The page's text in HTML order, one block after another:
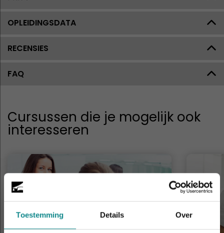
Toestemming Details Over
OPLEIDINGSDATA
RECENSIES
FAQ
Cursussen die je mogelijk ook
interesseren